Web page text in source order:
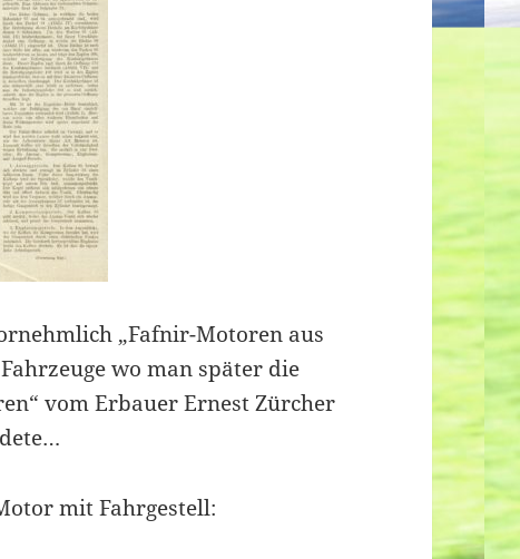
„Fafnir-Motoren aus
wo man später die
vom Erbauer Ernest Zürcher
mit Fahrgestell: